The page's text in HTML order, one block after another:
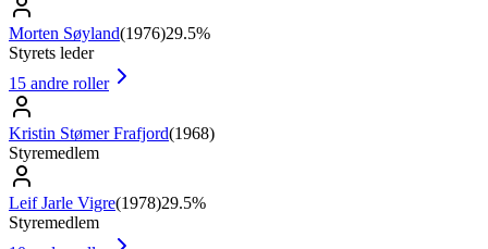
Morten Søyland(1976)29.5%
Styrets leder
15 andre roller
Kristin Stømer Frafjord(1968)
Styremedlem
Leif Jarle Vigre(1978)29.5%
Styremedlem